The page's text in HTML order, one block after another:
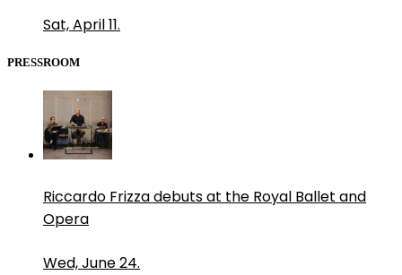
Sat, April 11.
PRESSROOM
Riccardo Frizza debuts at the Royal Ballet and
Opera
Wed, June 24.